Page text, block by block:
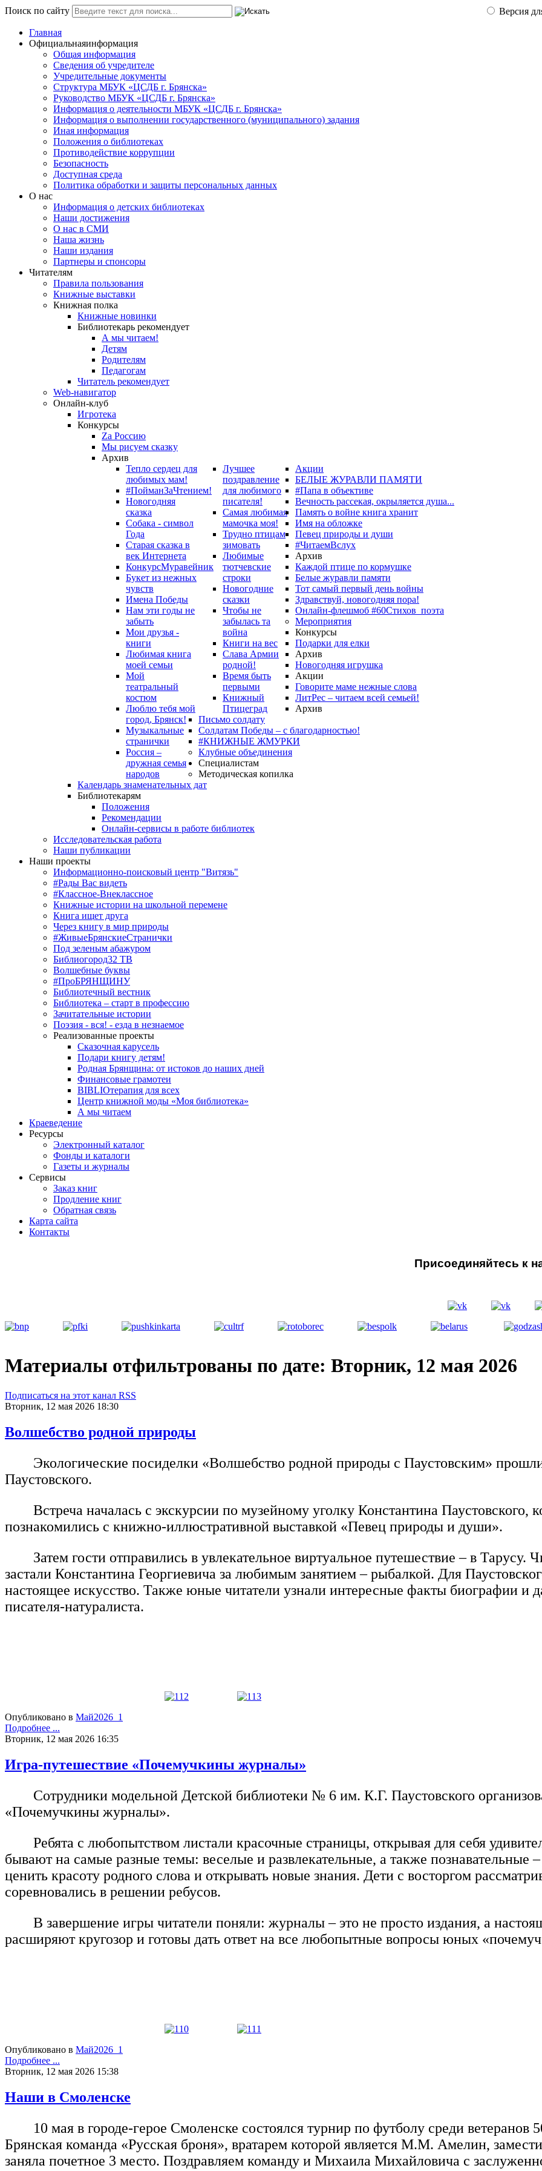
Поиск по сайту Версия
Главная
Официальнаяинформация
Общая информация
Сведения об учредителе
Учредительные документы
Структура МБУК «ЦСДБ г. Брянска»
Руководство МБУК «ЦСДБ г. Брянска»
Информация о деятельности МБУК «ЦСДБ г. Брянска»
Информация о выполнении государственного (муниципального) задания
Иная информация
Положения о библиотеках
Противодействие коррупции
Безопасность
Доступная среда
Политика обработки и защиты персональных данных
О нас
Информация о детских библиотеках
Наши достижения
О нас в СМИ
Наша жизнь
Наши издания
Партнеры и спонсоры
Читателям
Правила пользования
Книжные выставки
Книжная полка
Книжные новинки
Библиотекарь рекомендует
А мы читаем!
Детям
Родителям
Педагогам
Читатель рекомендует
Web-навигатор
Онлайн-клуб
Игротека
Конкурсы
Zа Россию
Мы рисуем сказку
Архив
Тепло сердец для
любимых мам!
#ПойманЗаЧтением!
Новогодняя
сказка
Собака - символ
Года
Старая сказка в
век Интернета
КонкурсМуравейник
Букет из нежных
чувств
Имена Победы
Нам эти годы не
забыть
Мои друзья -
книги
Любимая книга
моей семьи
Мой
театральный
костюм
Люблю тебя мой
город, Брянск!
Музыкальные
странички
Россия –
дружная семья
народов
Лучшее
поздравление
для любимого
писателя!
Самая любимая
мамочка моя!
Трудно птицам
зимовать
Любимые
тютчевские
строки
Новогодние
сказки
Чтобы не
забылась та
война
Книги на вес
Слава Армии
родной!
Время быть
первыми
Книжный
Птицеград
Акции
БЕЛЫЕ ЖУРАВЛИ ПАМЯТИ
#Папа в объективе
Вечность рассекая, окрыляется душа...
Память о войне книга хранит
Имя на обложке
Певец природы и души
#ЧитаемВслух
Архив
Каждой птице по кормушке
Белые журавли памяти
Тот самый первый день войны
Здравствуй, новогодняя пора!
Онлайн-флешмоб #60Стихов_поэта
Мероприятия
Конкурсы
Подарки для елки
Архив
Новогодняя игрушка
Акции
Говорите маме нежные слова
ЛитРес – читаем всей семьей!
Архив
Письмо солдату
Солдатам Победы – с благодарностью!
#КНИЖНЫЕ ЖМУРКИ
Клубные объединения
Специалистам
Методическая копилка
Календарь знаменательных дат
Библиотекарям
Положения
Рекомендации
Онлайн-сервисы в работе библиотек
Исследовательская работа
Наши публикации
Наши проекты
Информационно-поисковый центр "Витязь"
#Рады Вас видеть
#Классное-Внеклассное
Книжные истории на школьной перемене
Книга ищет друга
Через книгу в мир природы
#ЖивыеБрянскиеСтранички
Под зеленым абажуром
Библиогород32 ТВ
Волшебные буквы
#ПроБРЯНЩИНУ
Библиотечный вестник
Библиотека – старт в профессию
Зачитательные истории
Поэзия - вся! - езда в незнаемое
Реализованные проекты
Сказочная карусель
Подари книгу детям!
Родная Брянщина: от истоков до наших дней
Финансовые грамотеи
BIBLIOтерапия для всех
Центр книжной моды «Моя библиотека»
А мы читаем
Краеведение
Ресурсы
Электронный каталог
Фонды и каталоги
Газеты и журналы
Сервисы
Заказ книг
Продление книг
Обратная связь
Карта сайта
Контакты
Присоединяйтесь к
Материалы отфильтрованы по дате: Вторник, 12 мая 2026
Подписаться на этот канал RSS
Вторник, 12 мая 2026 18:30
Волшебство родной природы
Экологические посиделки «Волшебство родной природы с Паустовским»
Паустовского.
Встреча началась с экскурсии по музейному уголку Константина Паустовского,
познакомились с книжно-иллюстративной выставкой «Певец природы и души».
Затем гости отправились в увлекательное виртуальное путешествие – в Тарусу.
застали Константина Георгиевича за любимым занятием – рыбалкой. Для
настоящее искусство. Также юные читатели узнали интересные факты биографии и
писателя-натуралиста.
Опубликовано в Май2026_1
Подробнее ...
Вторник, 12 мая 2026 16:35
Игра-путешествие «Почемучкины журналы»
Сотрудники модельной Детской библиотеки № 6 им. К.Г. Паустовского
«Почемучкины журналы».
Ребята с любопытством листали красочные страницы, открывая для себя
бывают на самые разные темы: веселые и развлекательные, а также познавательные
ценить красоту родного слова и открывать новые знания. Дети с восторгом
соревновались в решении ребусов.
В завершение игры читатели поняли: журналы – это не просто издания, а
расширяют кругозор и готовы дать ответ на все любопытные вопросы юных
Опубликовано в Май2026_1
Подробнее ...
Вторник, 12 мая 2026 15:38
Наши в Смоленске
10 мая в городе-герое Смоленске состоялся турнир по футболу среди
Брянская команда «Русская броня», вратарем которой является М.М. Амелин,
заняла почетное 3 место. Поздравляем команду и Михаила Михайловича с